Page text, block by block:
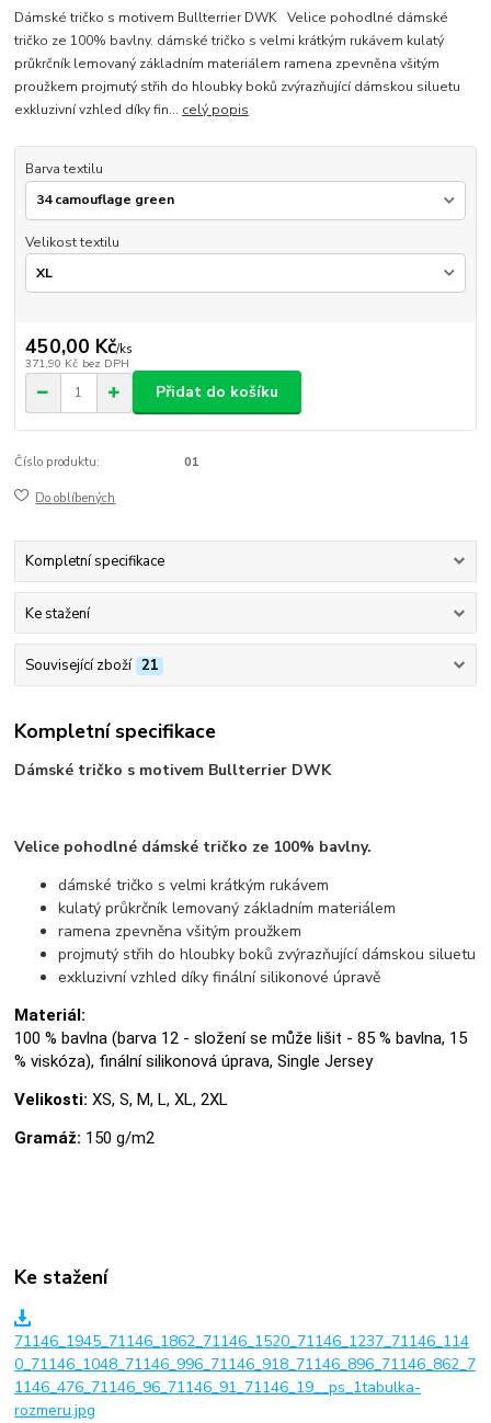
Dámské tričko s motivem Bullterrier DWK Velice pohodlné dámské
tričko ze 100% bavlny. dámské tričko s velmi krátkým rukávem kulatý
průkrčník lemovaný základním materiálem ramena zpevněna všitým
proužkem projmutý střih do hloubky boků zvýrazňující dámskou siluetu
exkluzivní vzhled díky fin... celý popis
Barva textilu
Velikost textilu
450,00 Kč/ks
371,90 Kč bez DPH
Přidat do košíku
Číslo produktu: 01
Do oblíbených
Kompletní specifikace
Ke stažení
Související zboží 21
Kompletní specifikace
Dámské tričko s motivem Bullterrier DWK
Velice pohodlné dámské tričko ze 100% bavlny.
dámské tričko s velmi krátkým rukávem
kulatý průkrčník lemovaný základním materiálem
ramena zpevněna všitým proužkem
projmutý střih do hloubky boků zvýrazňující dámskou siluetu
exkluzivní vzhled díky finální silikonové úpravě
Materiál:
100 % bavlna (barva 12 - složení se může lišit - 85 % bavlna, 15
% viskóza), finální silikonová úprava, Single Jersey
Velikosti: XS, S, M, L, XL, 2XL
Gramáž: 150 g/m2
Ke stažení
71146_1945_71146_1862_71146_1520_71146_1237_71146_114
0_71146_1048_71146_996_71146_918_71146_896_71146_862_7
1146_476_71146_96_71146_91_71146_19__ps_1tabulka-
rozmeru.jpg